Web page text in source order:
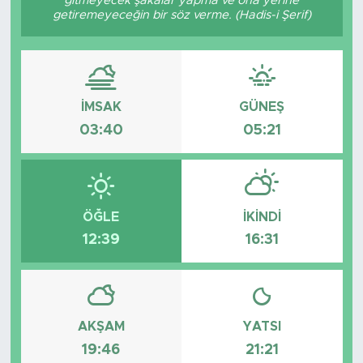
getiremeyeceğin bir söz verme. (Hadis-i Şerif)
İMSAK
03:40
GÜNEŞ
05:21
ÖĞLE
12:39
İKINDI
16:31
AKŞAM
19:46
YATSI
21:21
Resmi İlanlar
Söyleşi
Foto Şaka
Teknoloji
Politika